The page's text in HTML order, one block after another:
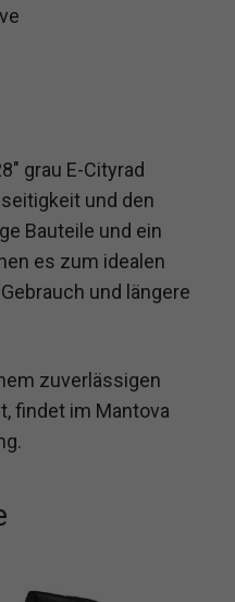
grau E-Cityrad
und den
Bauteile und ein
es zum idealen
und längere
zuverlässigen
findet im Mantova